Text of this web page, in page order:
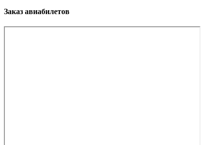
Заказ авиабилетов